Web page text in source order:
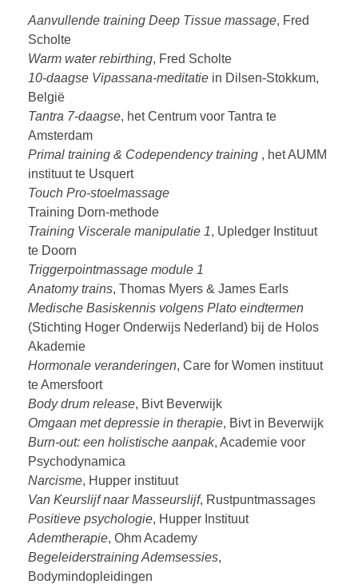
Aanvullende training Deep Tissue massage, Fred
Scholte
Warm water rebirthing, Fred Scholte
10-daagse Vipassana-meditatie in Dilsen-Stokkum,
België
Tantra 7-daagse, het Centrum voor Tantra te
Amsterdam
Primal training & Codependency training , het AUMM
instituut te Usquert
Touch Pro-stoelmassage
Training Dorn-methode
Training Viscerale manipulatie 1, Upledger Instituut
te Doorn
Triggerpointmassage module 1
Anatomy trains, Thomas Myers & James Earls
Medische Basiskennis volgens Plato eindtermen
(Stichting Hoger Onderwijs Nederland) bij de Holos
Akademie
Hormonale veranderingen, Care for Women instituut
te Amersfoort
Body drum release, Bivt Beverwijk
Omgaan met depressie in therapie, Bivt in Beverwijk
Burn-out: een holistische aanpak, Academie voor
Psychodynamica
Narcisme, Hupper instituut
Van Keurslijf naar Masseurslijf, Rustpuntmassages
Positieve psychologie, Hupper Instituut
Ademtherapie, Ohm Academy
Begeleiderstraining Ademsessies,
Bodymindopleidingen